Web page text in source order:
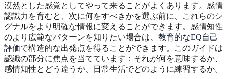
漠然とした感覚としてやって来ることがよくあります。感情
認識力を育むと、次に何をすべきかを選ぶ前に、これらのシ
グナルをより明確な情報に変えることができます。感情知性
のより広範なパターンを知りたい場合は、 教育的なEQ自己
評価で構造的な出発点を得ることができます。このガイドは
認識の部分に焦点を当てています：それが何を意味するか、
感情知性とどう違うか、日常生活でどのように練習するか。